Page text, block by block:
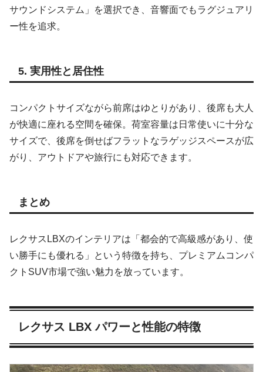
サウンドシステム」を選択でき、音響面でもラグジュアリ
ー性を追求。
5. 実用性と居住性
コンパクトサイズながら前席はゆとりがあり、後席も大人
が快適に座れる空間を確保。荷室容量は日常使いに十分な
サイズで、後席を倒せばフラットなラゲッジスペースが広
がり、アウトドアや旅行にも対応できます。
まとめ
レクサスLBXのインテリアは「都会的で高級感があり、使
い勝手にも優れる」という特徴を持ち、プレミアムコンパ
クトSUV市場で強い魅力を放っています。
レクサス LBX パワーと性能の特徴